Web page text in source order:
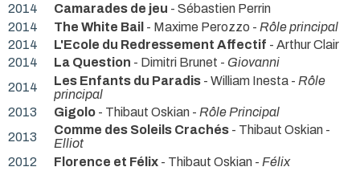
2014 Camarades de jeu - Sébastien Perrin
2014
The White Bail - Maxime Perozzo - Rôle principal
2014
L'Ecole du Redressement Affectif - Arthur Clair
2014
La Question - Dimitri Brunet - Giovanni
2014
Les Enfants du Paradis - William Inesta - Rôle
principal
2013
Gigolo - Thibaut Oskian - Rôle Principal
2013
Comme des Soleils Crachés - Thibaut Oskian -
Elliot
2012
Florence et Félix - Thibaut Oskian - Félix